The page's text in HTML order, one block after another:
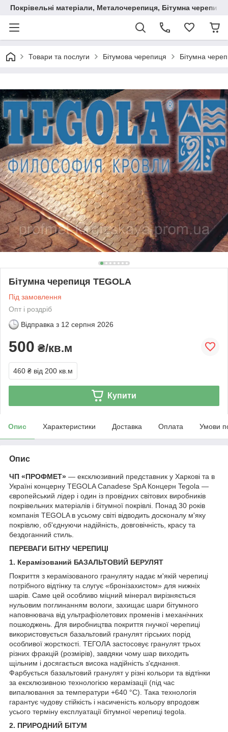
Покрівельні матеріали, Металочерепиця, Бітумна
Товари та послуги Бітумова черепиця Бітумна
Бітумна черепиця TEGOLA
Під замовлення
Опт і роздріб
Відправка з 12 серпня 2026
500 ₴/кв.м
460 ₴ від 200 кв.м
Купити
Опис Характеристики Доставка Оплата Умови
Опис
ЧП «ПРОФМЕТ» — ексклюзивний представник у Харкові та в
Україні концерну TEGOLA Canadese SpA Концерн Tegola —
європейський лідер і один із провідних світових виробників
покрівельних матеріалів і бітумної покрівлі. Понад 30 років
компанія TEGOLA в усьому світі відводить досконалу м'яку
покрівлю, об'єднуючи надійність, довговічність, красу та
бездоганний стиль.
ПЕРЕВАГИ БІТНУ ЧЕРЕПИЦІ
1. Керамізований БАЗАЛЬТОВИЙ БЕРУЛЯТ
Покриття з керамізованого грануляту надає м'якій черепиці
потрібного відтінку та слугує «бронізахистом» для нижніх
шарів. Саме цей особливо міцний мінерал вирізняється
нульовим поглинанням вологи, захищає шари бітумного
наповнювача від ультрафіолетових променів і механічних
пошкоджень. Для виробництва покриття гнучкої черепиці
використовується базальтовий гранулят гірських порід
особливої жорсткості. TEГОЛА застосовує гранулят трьох
різних фракцій (розмірів), завдяки чому шар виходить
щільним і досягається висока надійність з'єднання.
Фарбується базальтовий гранулят у різні кольори та відтінки
за ексклюзивною технологією керамізації (під час
випалювання за температури +640 °C). Така технологія
гарантує чудову стійкість і насиченість кольору впродовж
усього терміну експлуатації бітумної черепиці tegola.
2. ПРИРОДНИЙ БІТУМ